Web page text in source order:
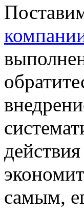
самым,